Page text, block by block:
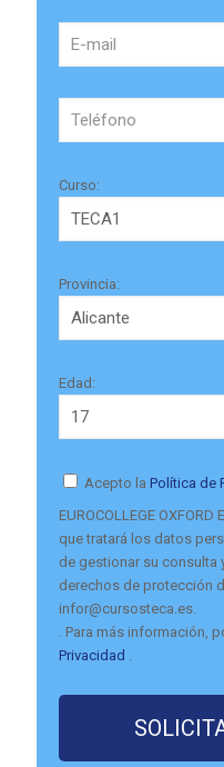
Curso:
Provincia:
Edad:
Acepto la Política de
EUROCOLLEGE
que tratará los datos
de gestionar su consulta
derechos de protección
infor@cursosteca.es.
. Para más información,
Privacidad .